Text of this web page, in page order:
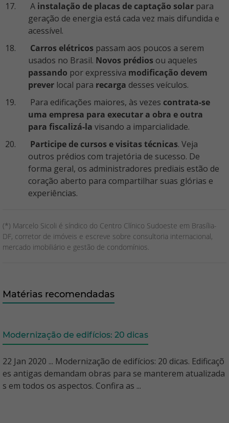
A instalação de placas de captação solar para
geração de energia está cada vez mais difundida e
acessível.
Carros elétricos passam aos poucos a serem
usados no Brasil. Novos prédios ou aqueles
passando por expressiva modificação devem
prever local para recarga desses veículos.
Para edificações maiores, às vezes contrata-se
uma empresa para executar a obra e outra
para fiscalizá-la visando a imparcialidade.
Participe de cursos e visitas técnicas. Veja
outros prédios com trajetória de sucesso. De
forma geral, os administradores prediais estão de
coração aberto para compartilhar suas glórias e
experiências.
(*) Marcelo Sicoli é síndico do Centro Clínico Sudoeste em Brasília-
DF, corretor de imóveis e escreve sobre consultoria internacional,
mercado imobiliário e gestão de condomínios.
Matérias recomendadas
Modernização de edifícios: 20 dicas
22 Jan 2020 ... Modernização de edifícios: 20 dicas. Edificaçõ
es antigas demandam obras para se manterem atualizada
s em todos os aspectos. Confira as ...